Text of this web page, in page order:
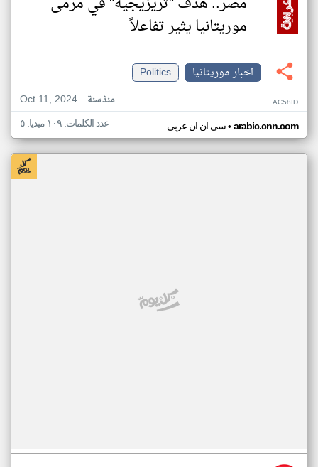
موريتانيا يثير تفاعلاً
اخبار موريتانيا
Politics
Oct 11, 2024
منذ سنة AC58ID
سي ان ان عربي• arabic.cnn.com عدد الكلمات: ١٠٩ ميديا: ٥